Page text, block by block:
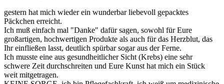
gestern hat mich wieder ein wunderbar liebevoll gepacktes
Päckchen erreicht.
Ich muß einfach mal "Danke" dafür sagen, sowohl für Eure
großartigen, hochwertigen Produkte als auch für das Herzblut, das
Ihr einfließen lasst, deutlich spürbar sogar aus der Ferne.
Ich musste eine aus gesundheitlicher Sicht (Krebs) eine sehr
schwere Zeit durchschreiten und Eure Kunst hat mich ein Stück
weit mitgetragen.